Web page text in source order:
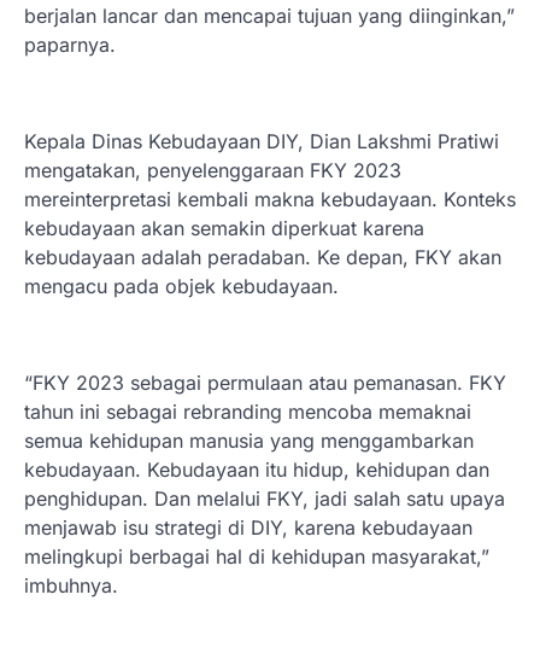
berjalan lancar dan mencapai tujuan yang diinginkan,”
paparnya.
Kepala Dinas Kebudayaan DIY, Dian Lakshmi Pratiwi
mengatakan, penyelenggaraan FKY 2023
mereinterpretasi kembali makna kebudayaan. Konteks
kebudayaan akan semakin diperkuat karena
kebudayaan adalah peradaban. Ke depan, FKY akan
mengacu pada objek kebudayaan.
“FKY 2023 sebagai permulaan atau pemanasan. FKY
tahun ini sebagai rebranding mencoba memaknai
semua kehidupan manusia yang menggambarkan
kebudayaan. Kebudayaan itu hidup, kehidupan dan
penghidupan. Dan melalui FKY, jadi salah satu upaya
menjawab isu strategi di DIY, karena kebudayaan
melingkupi berbagai hal di kehidupan masyarakat,”
imbuhnya.